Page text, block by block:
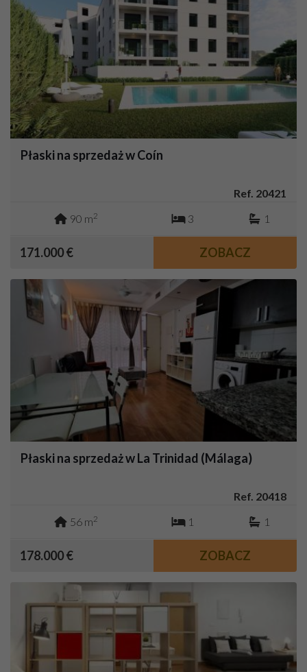
Płaski na sprzedaż w Coín
Ref. 20421
90 m2 3 1
171.000 € ZOBACZ
Płaski na sprzedaż w La Trinidad (Málaga)
Ref. 20418
56 m2 1 1
178.000 € ZOBACZ